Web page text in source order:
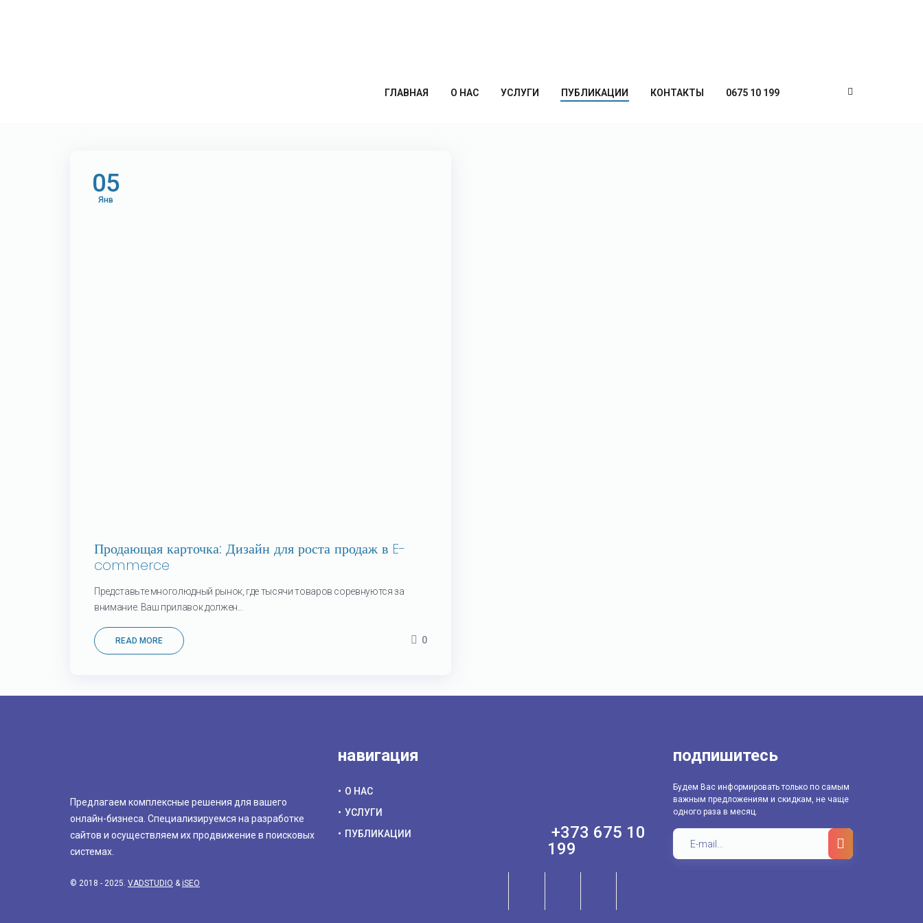
ГЛАВНАЯ О НАС УСЛУГИ ПУБЛИКАЦИИ КОНТАКТЫ 0675 10 199
инфографика
05
Янв
Продающая карточка: Дизайн для роста продаж в E-
commerce
Представьте многолюдный рынок, где тысячи товаров соревнуются за
внимание. Ваш прилавок должен...
READ MORE 0
Предлагаем комплексные решения для вашего
онлайн-бизнеса. Специализируемся на разработке
сайтов и осуществляем их продвижение в поисковых
системах.
© 2018 - 2025. VADSTUDIO & iSEO
навигация
О НАС
УСЛУГИ
ПУБЛИКАЦИИ
+373 675 10
199
подпишитесь
Будем Вас информировать только по самым
важным предложениям и скидкам, не чаще
одного раза в месяц.